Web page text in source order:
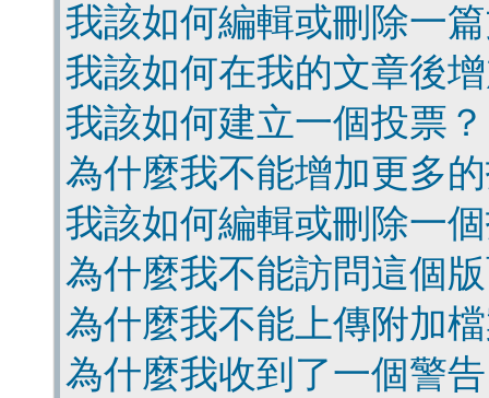
我該如何編輯或刪除一
我該如何在我的文章後
我該如何建立一個投票？
為什麼我不能增加更多
我該如何編輯或刪除一
為什麼我不能訪問這個
為什麼我不能上傳附加
為什麼我收到了一個警